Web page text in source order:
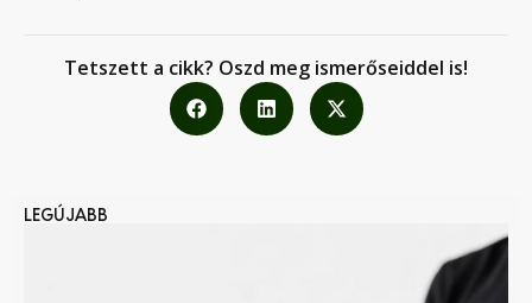
Tetszett a cikk? Oszd meg ismerőseiddel is!
LEGÚJABB